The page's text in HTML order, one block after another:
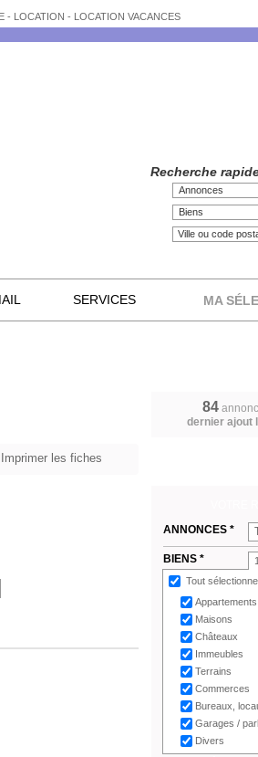
- LOCATION - LOCATION VACANCES
Recherche
Annonces
Biens
SERVICES MA
84
dernier ajout
Imprimer les fiches
ANNONCES *
BIENS * 1
Tout
Appartements
Maisons
Châteaux
Immeubles
Terrains
Commerces
Bureaux,
Garages /
Divers